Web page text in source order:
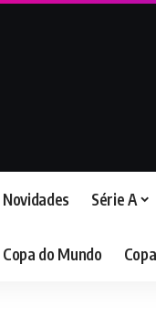
Novidades Série A
Copa do Mundo